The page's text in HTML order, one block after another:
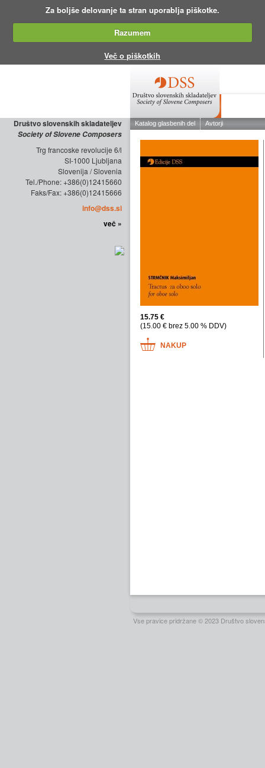
Za boljše delovanje ta stran uporablja piškotke.
Razumem
Več o piškotkih
Društvo slovenskih skladateljev
Society of Slovene Composers
Trg francoske revolucije 6/l
SI-1000 Ljubljana
Slovenija / Slovenia
Tel./Phone: +386(0)12415660
Faks/Fax: +386(0)12415666
info@dss.si
več »
Vse pravice pridržane © 2023 Društvo